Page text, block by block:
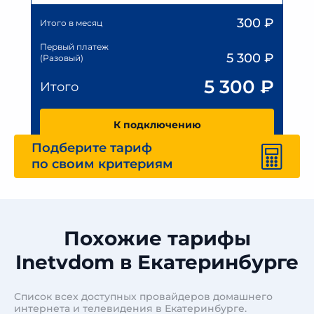
Итого в месяц 300 ₽
Первый платеж
(Разовый)
5 300 ₽
Итого
5 300 ₽
К подключению
Подберите тариф
по своим критериям
Похожие тарифы
Inetvdom в Екатеринбурге
Список всех доступных провайдеров домашнего
интернета и телевидения в Екатеринбурге.